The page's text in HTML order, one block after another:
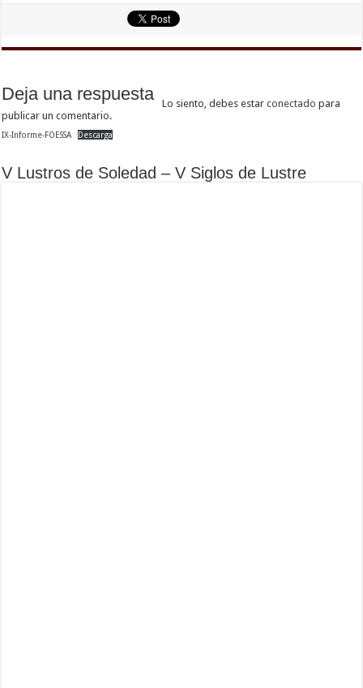
Deja una respuesta Lo siento, debes estarconectado para
publicar un comentario.
IX-Informe-FOESSA Descarga
V Lustros de Soledad – V Siglos de Lustre